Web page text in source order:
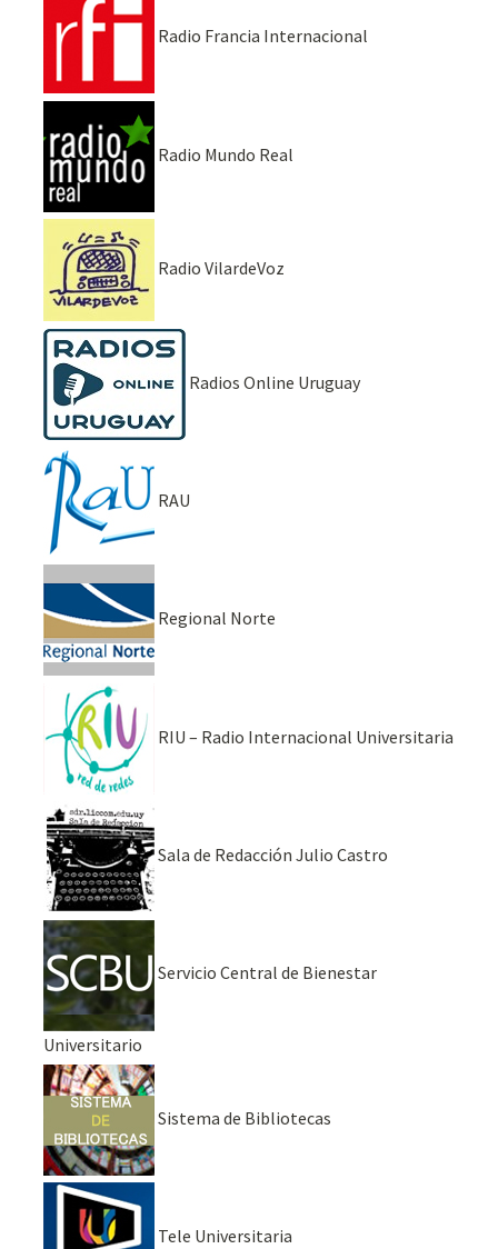
Radio Francia Internacional
Radio Mundo Real
Radio VilardeVoz
Radios Online Uruguay
RAU
Regional Norte
RIU – Radio Internacional Universitaria
Sala de Redacción Julio Castro
Servicio Central de Bienestar
Universitario
Sistema de Bibliotecas
Tele Universitaria